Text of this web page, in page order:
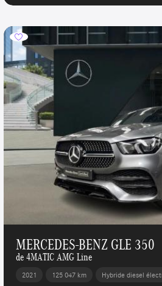
MERCEDES-BENZ GLE 350
de 4MATIC AMG Line
2021 125 047 km Hybride diesel